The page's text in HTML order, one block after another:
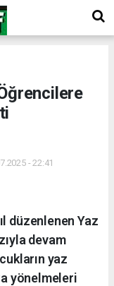
- 22:41
düzenlenen Yaz
devam
yaz
yönelmeleri